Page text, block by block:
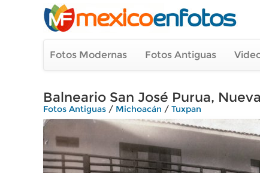
Fotos Modernas Fotos Antiguas
Balneario San José Purua,
Fotos Antiguas / Michoacán / Tuxpan